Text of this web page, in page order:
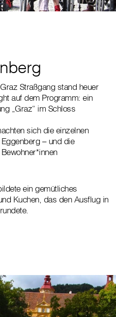
Straßgang stand heuer
auf dem Programm: ein
„Graz“ im Schloss
sich die einzelnen
– und die
ein gemütliches
Kuchen, das den Ausflug in